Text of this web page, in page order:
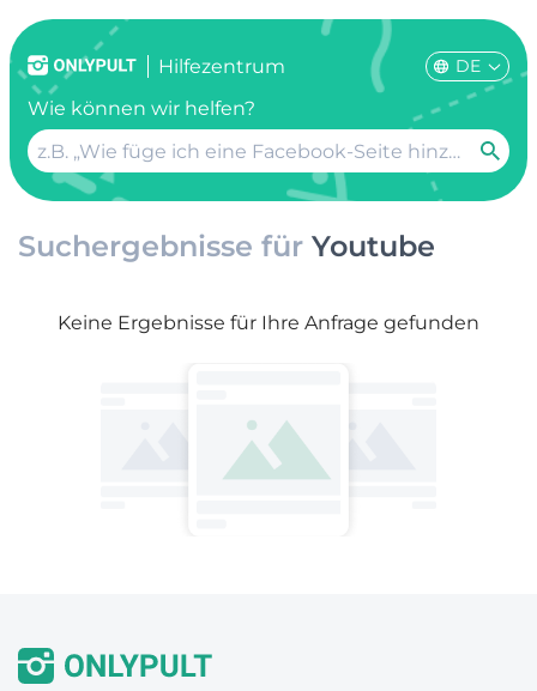
Hilfezentrum DE
Wie können wir helfen?
Suchergebnisse für Youtube
Keine Ergebnisse für Ihre Anfrage gefunden